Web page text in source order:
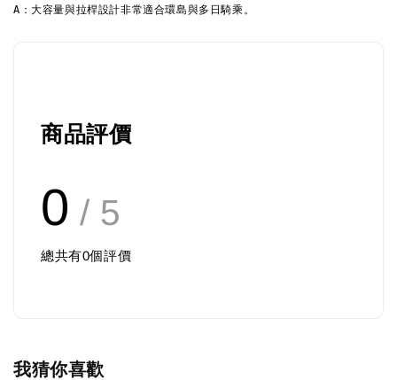
A：大容量與拉桿設計非常適合環島與多日騎乘。
商品評價
0 / 5
總共有0個評價
我猜你喜歡